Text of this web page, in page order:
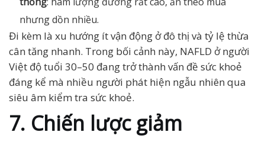
nhưng dồn nhiều.
Đi kèm là xu hướng ít vận động ở đô thị và tỷ lệ thừa
cân tăng nhanh. Trong bối cảnh này, NAFLD ở người
Việt độ tuổi 30–50 đang trở thành vấn đề sức khoẻ
đáng kể mà nhiều người phát hiện ngẫu nhiên qua
siêu âm kiểm tra sức khoẻ.
7. Chiến lược giảm